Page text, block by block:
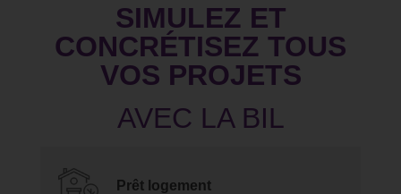
SIMULEZ ET
CONCRÉTISEZ TOUS
VOS PROJETS
Prêt logement